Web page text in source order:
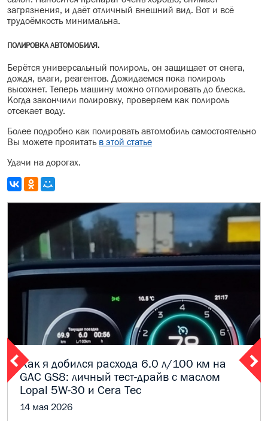
загрязнения, и даёт отличный внешний вид. Вот и всё
трудоёмкость минимальна.
ПОЛИРОВКА АВТОМОБИЛЯ.
Берётся универсальный полироль, он защищает от снега,
дождя, влаги, реагентов. Дожидаемся пока полироль
высохнет. Теперь машину можно отполировать до блеска.
Когда закончили полировку, проверяем как полироль
отсекает воду.
Более подробно как полировать автомобиль самостоятельно
Вы можете прояитать в этой статье
Удачи на дорогах.
Как я добился расхода 6.0 л/100 км на
GAC GS8: личный тест-драйв с маслом
Lopal 5W-30 и Cera Tec
14 мая 2026